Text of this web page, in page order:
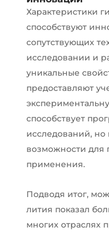
Характеристики
способствуют
сопутствующих
исследовании и
уникальные
предоставляют
способствует
исследований, но
возможности
применения.
Подводя итог,
лития показал
многих отраслях